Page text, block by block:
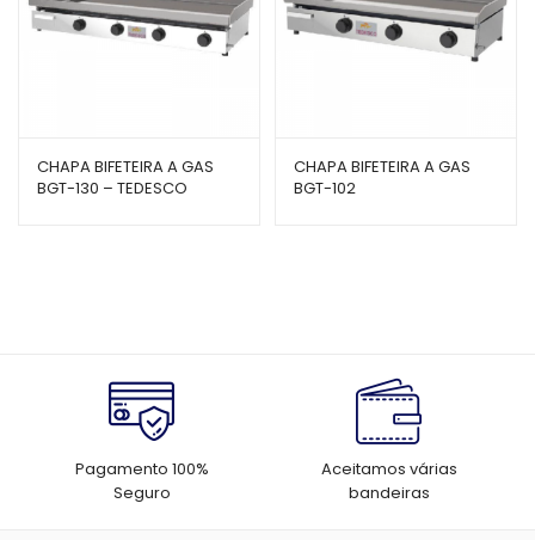
CHAPA BIFETEIRA A GAS
BGT-130 – TEDESCO
CHAPA BIFETEIRA A GAS
BGT-102
Pagamento 100%
Seguro
Aceitamos várias
bandeiras